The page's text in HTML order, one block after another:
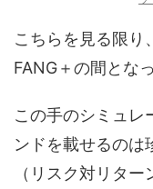
こちらを見る限り
FANG＋の間とな
この手のシミュレ
ンドを載せるのは
（リスク対リタ